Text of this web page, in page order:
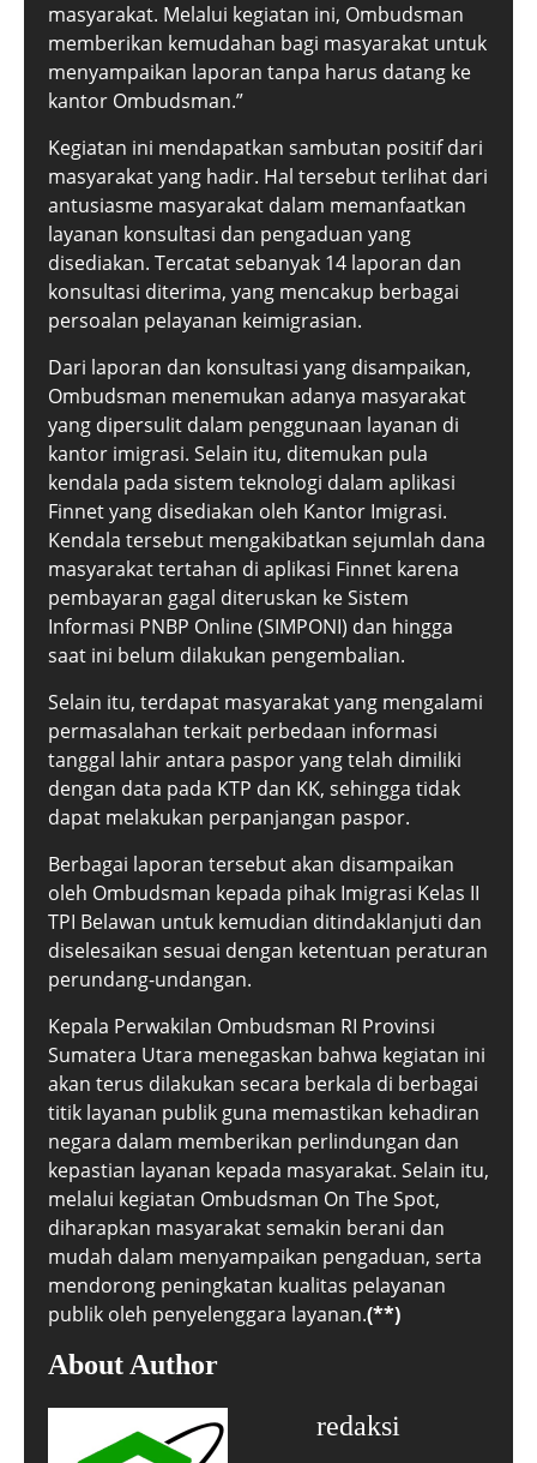
masyarakat. Melalui kegiatan ini, Ombudsman
memberikan kemudahan bagi masyarakat untuk
menyampaikan laporan tanpa harus datang ke
kantor Ombudsman.”
Kegiatan ini mendapatkan sambutan positif dari
masyarakat yang hadir. Hal tersebut terlihat dari
antusiasme masyarakat dalam memanfaatkan
layanan konsultasi dan pengaduan yang
disediakan. Tercatat sebanyak 14 laporan dan
konsultasi diterima, yang mencakup berbagai
persoalan pelayanan keimigrasian.
Dari laporan dan konsultasi yang disampaikan,
Ombudsman menemukan adanya masyarakat
yang dipersulit dalam penggunaan layanan di
kantor imigrasi. Selain itu, ditemukan pula
kendala pada sistem teknologi dalam aplikasi
Finnet yang disediakan oleh Kantor Imigrasi.
Kendala tersebut mengakibatkan sejumlah dana
masyarakat tertahan di aplikasi Finnet karena
pembayaran gagal diteruskan ke Sistem
Informasi PNBP Online (SIMPONI) dan hingga
saat ini belum dilakukan pengembalian.
Selain itu, terdapat masyarakat yang mengalami
permasalahan terkait perbedaan informasi
tanggal lahir antara paspor yang telah dimiliki
dengan data pada KTP dan KK, sehingga tidak
dapat melakukan perpanjangan paspor.
Berbagai laporan tersebut akan disampaikan
oleh Ombudsman kepada pihak Imigrasi Kelas II
TPI Belawan untuk kemudian ditindaklanjuti dan
diselesaikan sesuai dengan ketentuan peraturan
perundang-undangan.
Kepala Perwakilan Ombudsman RI Provinsi
Sumatera Utara menegaskan bahwa kegiatan ini
akan terus dilakukan secara berkala di berbagai
titik layanan publik guna memastikan kehadiran
negara dalam memberikan perlindungan dan
kepastian layanan kepada masyarakat. Selain itu,
melalui kegiatan Ombudsman On The Spot,
diharapkan masyarakat semakin berani dan
mudah dalam menyampaikan pengaduan, serta
mendorong peningkatan kualitas pelayanan
publik oleh penyelenggara layanan.(**)
About Author
redaksi